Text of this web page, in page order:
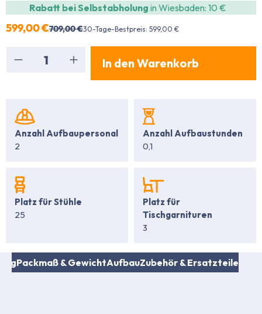
Rabatt bei Selbstabholung in Wiesbaden: 10 €
599,00 €709,00 €30-Tage-Bestpreis: 599,00 €
Produkt Anzahl: Gib den gewünschten Wert
In den Warenkorb
Anzahl Aufbaupersonal
2
Anzahl Aufbaustunden
0,1
Platz für Stühle
25
Platz für
Tischgarnituren
3
Packmaß & GewichtAufbauZubehör & Ersatzteile